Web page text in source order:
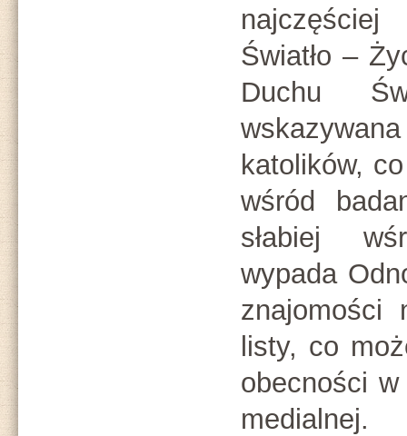
Światło –
Duchu
katolików,
wśród
słabiej
wypada
znajomości
listy, co
obecności
medialnej.